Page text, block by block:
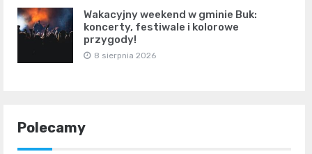
Wakacyjny weekend w gminie Buk:
koncerty, festiwale i kolorowe
przygody!
8 sierpnia 2026
Polecamy